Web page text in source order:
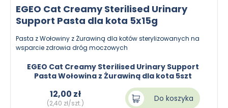
EGEO Cat Creamy Sterilised Urinary
Support Pasta dla kota 5x15g
Pasta z Wołowiny z Żurawiną dla kotów sterylizowanych na
wsparcie zdrowia dróg moczowych
EGEO Cat Creamy Sterilised Urinary Support
Pasta Wołowina z Żurawiną dla kota 5szt
12,00 zł
(2,40 zł/szt.) Do koszyka